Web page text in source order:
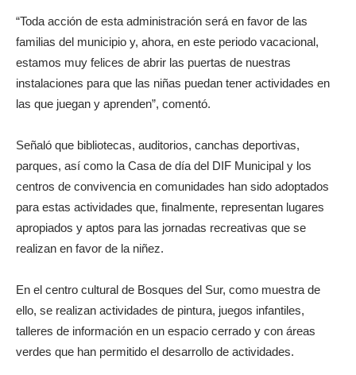
“Toda acción de esta administración será en favor de las
familias del municipio y, ahora, en este periodo vacacional,
estamos muy felices de abrir las puertas de nuestras
instalaciones para que las niñas puedan tener actividades en
las que juegan y aprenden”, comentó.
Señaló que bibliotecas, auditorios, canchas deportivas,
parques, así como la Casa de día del DIF Municipal y los
centros de convivencia en comunidades han sido adoptados
para estas actividades que, finalmente, representan lugares
apropiados y aptos para las jornadas recreativas que se
realizan en favor de la niñez.
En el centro cultural de Bosques del Sur, como muestra de
ello, se realizan actividades de pintura, juegos infantiles,
talleres de información en un espacio cerrado y con áreas
verdes que han permitido el desarrollo de actividades.